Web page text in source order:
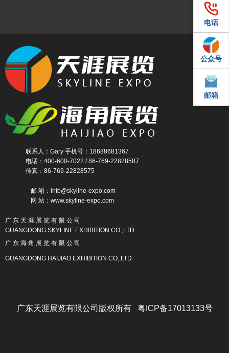
电话
QQ
邮箱
电话
公众号
邮箱
联系人：Gary 手机号：18688681367
电话：400-600-7022 / 86-769-22828587
传真：86-769-22828575
邮 箱：info@skyline-expo.com
网 站：www.skyline-expo.com
广 东 天 涯 展 览 有 限 公 司
GUANGDONG SKYLINE EXHIBITION CO.,LTD
广 东 海 角 展 览 有 限 公 司
GUANGDONG HAIJIAO EXHIBITION CO,.LTD
广东天涯展览有限公司版权所有 粤ICP备17013133号